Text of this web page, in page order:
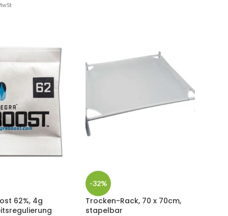
62%, 4g
-32%
Trocken-Rack, 70 x 70cm,
stapelbar